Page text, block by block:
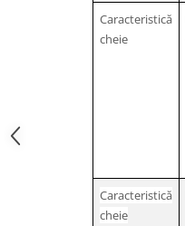
Caracteristică
cheie
Caracteristică
cheie